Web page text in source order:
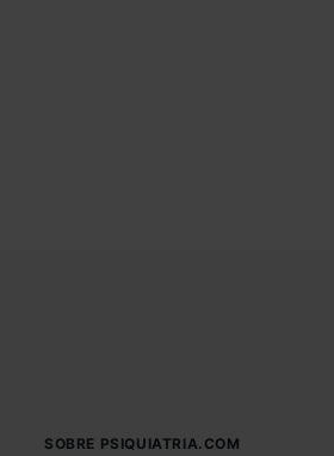
SOBRE PSIQUIATRIA.COM